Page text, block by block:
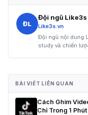
ĐL
Đội ngũ Like3s
Like3s.vn
Đội ngũ nội dung
study và chiến
BÀI VIẾT LIÊN QUAN
Cách Ghim
Chỉ Trong 1 Phút